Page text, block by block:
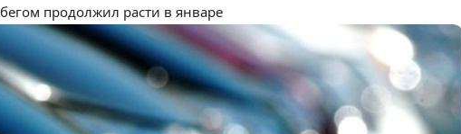
продолжил расти в январе